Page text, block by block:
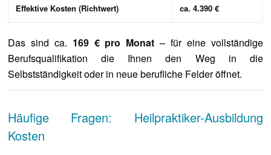
Effektive Kosten (Richtwert) ca. 4.390 €
Das sind ca. 169 € pro Monat – für eine vollständige
Berufsqualifikation die Ihnen den Weg in die
Selbstständigkeit oder in neue berufliche Felder öffnet.
Häufige Fragen: Heilpraktiker-Ausbildung
Kosten